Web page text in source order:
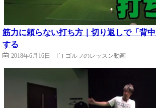
筋力に頼らない打ち方｜切り返しで「背
する
2018年6月16日 ゴルフのレッスン動画